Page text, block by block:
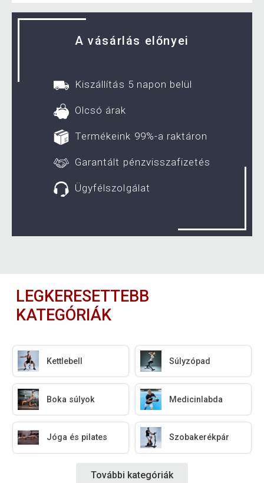
A vásárlás előnyei
Kiszállítás 5 napon belül
Olcsó árak
Termékeink 99%-a raktáron
Garantált pénzvisszafizetés
Ügyfélszolgálat
LEGKERESETTEBB
KATEGÓRIÁK
Kettlebell Súlyzópad
Boka súlyok Medicinlabda
Jóga és pilates Szobakerékpár
További kategóriák